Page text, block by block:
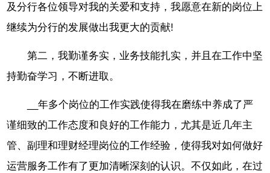
及分行各位领导对我的关爱和支持，我愿意在新的岗位上
继续为分行的发展做出我更大的贡献!
第二，我勤谨务实，业务技能扎实，并且在工作中坚
持勤奋学习，不断进取。
__年多个岗位的工作实践使得我在磨练中养成了严
谨细致的工作态度和良好的工作能力，尤其是近几年主
管、副理和理财经理岗位的工作经验，使得我对如何做好
运营服务工作有了更加清晰深刻的认识。不仅如此，在过